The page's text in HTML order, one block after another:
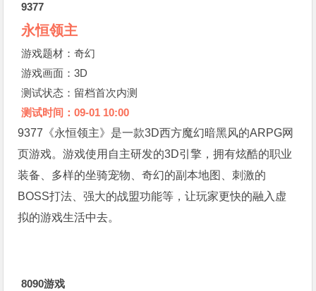
9377
永恒领主
游戏题材：奇幻
游戏画面：3D
测试状态：留档首次内测
测试时间：09-01 10:00
9377《永恒领主》是一款3D西方魔幻暗黑风的ARPG网
页游戏。游戏使用自主研发的3D引擎，拥有炫酷的职业
装备、多样的坐骑宠物、奇幻的副本地图、刺激的
BOSS打法、强大的战盟功能等，让玩家更快的融入虚
拟的游戏生活中去。
8090游戏